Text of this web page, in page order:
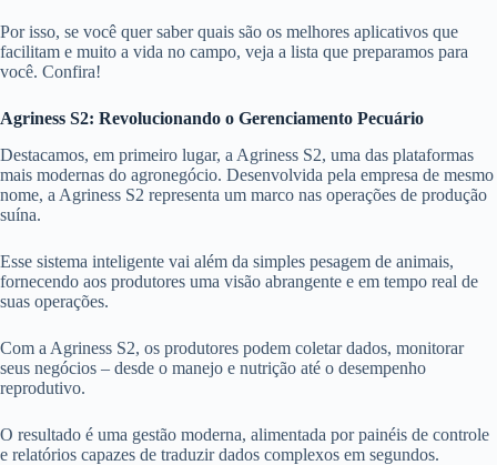
Por isso, se você quer saber quais são os melhores aplicativos que
facilitam e muito a vida no campo, veja a lista que preparamos para
você. Confira!
Agriness S2: Revolucionando o Gerenciamento Pecuário
Destacamos, em primeiro lugar, a Agriness S2, uma das plataformas
mais modernas do agronegócio. Desenvolvida pela empresa de mesmo
nome, a Agriness S2 representa um marco nas operações de produção
suína.
Esse sistema inteligente vai além da simples pesagem de animais,
fornecendo aos produtores uma visão abrangente e em tempo real de
suas operações.
Com a Agriness S2, os produtores podem coletar dados, monitorar
seus negócios – desde o manejo e nutrição até o desempenho
reprodutivo.
O resultado é uma gestão moderna, alimentada por painéis de controle
e relatórios capazes de traduzir dados complexos em segundos.